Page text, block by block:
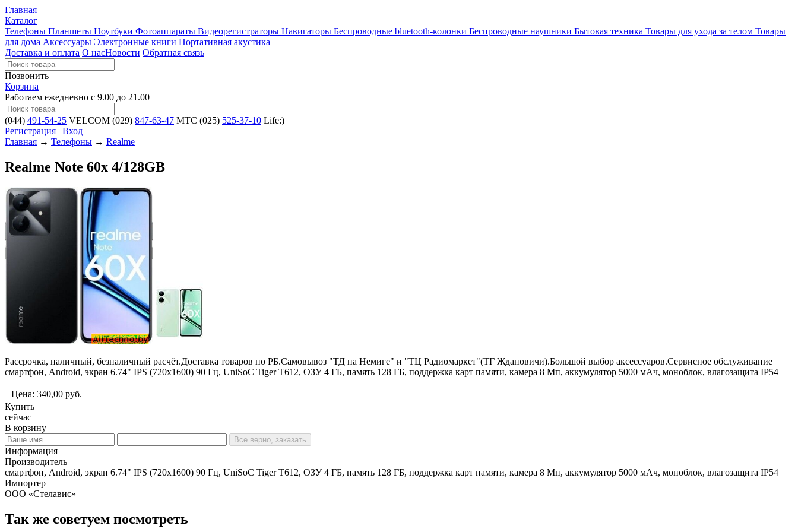
Главная
Каталог
Телефоны Планшеты Ноутбуки Фотоаппараты Видеорегистраторы Навигаторы Беспроводные bluetooth-колонки Беспроводные наушники Бытовая техника Товары для ухода за телом Товары
для дома Аксессуары Электронные книги Портативная акустика
Доставка и оплата О насНовости Обратная связь
Позвонить
Корзина
Работаем ежедневно с 9.00 до 21.00
(044) 491-54-25 VELCOM (029) 847-63-47 MTC (025) 525-37-10 Life:)
Регистрация | Вход
Главная → Телефоны → Realme
Realme Note 60х 4/128GB
Рассрочка, наличный, безналичный расчёт.Доставка товаров по РБ.Самовывоз "ТД на Немиге" и "ТЦ Радиомаркет"(ТГ Ждановичи).Большой выбор аксессуаров.Сервисное обслуживание
смартфон, Android, экран 6.74" IPS (720x1600) 90 Гц, UniSoC Tiger T612, ОЗУ 4 ГБ, память 128 ГБ, поддержка карт памяти, камера 8 Мп, аккумулятор 5000 мАч, моноблок, влагозащита IP54
Цена: 340,00 руб.
Купить
сейчас
В корзину
Все верно, заказать
Информация
Производитель
смартфон, Android, экран 6.74" IPS (720x1600) 90 Гц, UniSoC Tiger T612, ОЗУ 4 ГБ, память 128 ГБ, поддержка карт памяти, камера 8 Мп, аккумулятор 5000 мАч, моноблок, влагозащита IP54
Импортер
ООО «Стелавис»
Так же советуем посмотреть